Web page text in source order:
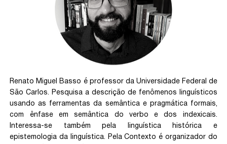
Renato Miguel Basso é professor da Universidade Federal de
São Carlos. Pesquisa a descrição de fenômenos linguísticos
usando as ferramentas da semântica e pragmática formais,
com ênfase em semântica do verbo e dos indexicais.
Interessa-se também pela linguística histórica e
epistemologia da linguística. Pela Contexto é organizador do